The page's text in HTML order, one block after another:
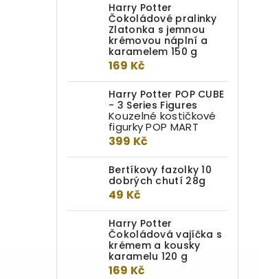
Harry Potter
Čokoládové pralinky
Zlatonka s jemnou
krémovou náplní a
karamelem 150 g
169 Kč
Harry Potter POP CUBE
- 3 Series Figures
Kouzelné kostičkové
figurky POP MART
399 Kč
Bertíkovy fazolky 10
dobrých chutí 28g
49 Kč
Harry Potter
Čokoládová vajíčka s
krémem a kousky
karamelu 120 g
169 Kč
Funko Mystery Mini: Harry
Potter série 1
249 Kč
Detail
Záhadná krabička obsahuje jednu
z 16 postaviček z filmové série
Harry Potter. Posbíráte všechny?